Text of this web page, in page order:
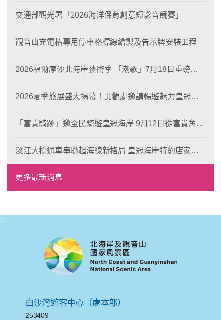
交通部觀光署「2026海洋保育創意短影音競賽」
觀音山充電樁專用停車格標線繪製及告示牌安裝工程
2026福爾摩沙北海岸藝術季 「潮歌」7月18日重磅登
2026夏季旅展盛大揭幕！北觀處邀請暢遊魅力皇冠海
「富貴騎跡」邀全民騎遊皇冠海岸 9月12日從富貴角出
淡江大橋通車串聯起海線新格局 皇冠海岸特約店家、
風格形塑即日起開放報名
更多最新消息
:::
白沙灣遊客中心（處本部）
253409